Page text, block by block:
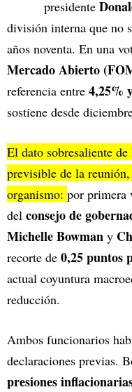
presidente
división interna que no
años noventa. En una
Mercado Abierto
referencia entre 4,25%
sostiene desde
El dato sobresaliente
previsible de la
organismo: por primera
del consejo de
Michelle Bowman y
recorte de 0,25 puntos
actual coyuntura
reducción.
Ambos funcionarios
declaraciones previas.
presiones